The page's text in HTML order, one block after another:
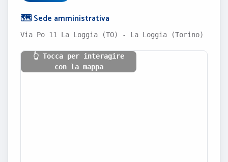
🗺️ Sede amministrativa
Via Po 11 La Loggia (TO) - La Loggia (Torino)
👆 Tocca per interagire
con la mappa